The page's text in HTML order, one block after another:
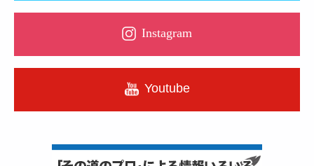
Instagram
Youtube